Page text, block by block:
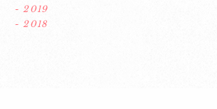
- 2019
- 2018